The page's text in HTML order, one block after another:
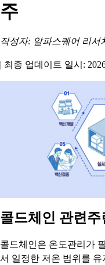
주
작성자: 알파스퀘어 리서
| 최종 업데이트 일시:
콜드체인 관련주
콜드체인은 온도관리가
서 일정한 저온 범위를